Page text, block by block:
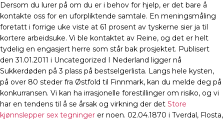
Dersom du lurer på om du er i behov for hjelp, er det bare å
kontakte oss for en uforpliktende samtale. En meningsmåling
foretatt i forrige uke viste at 61 prosent av tyskerne sier ja til
kortere arbeidsuke. Vi ble kontaktet av Reine, og det er helt
tydelig en engasjert herre som står bak prosjektet. Publisert
den 31.01.2011 i Uncategorized I Nederland ligger nå
Sukkerdøden på 3 plass på bestselgerlista. Langs hele kysten,
på over 80 steder fra Østfold til Finnmark, kan du melde deg på
konkurransen. Vi kan ha irrasjonelle forestillinger om risiko, og vi
har en tendens til å se årsak og virkning der det Store
kjønnslepper sex tegninger er noen. 02.04.1870 i Tverdal, Flosta,